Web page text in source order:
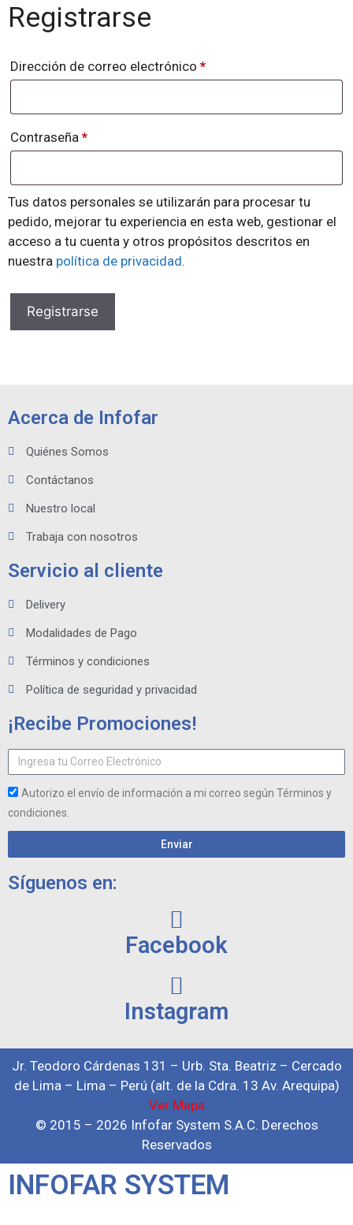
Registrarse
Dirección de correo electrónico *
Contraseña *
Tus datos personales se utilizarán para procesar tu
pedido, mejorar tu experiencia en esta web, gestionar el
acceso a tu cuenta y otros propósitos descritos en
nuestra política de privacidad.
Registrarse
Acerca de Infofar
Quiénes Somos
Contáctanos
Nuestro local
Trabaja con nosotros
Servicio al cliente
Delivery
Modalidades de Pago
Términos y condiciones
Política de seguridad y privacidad
¡Recibe Promociones!
Autorizo el envío de información a mi correo según Términos y
condiciones.
Enviar
Síguenos en:
Facebook
Instagram
Jr. Teodoro Cárdenas 131 – Urb. Sta. Beatriz – Cercado
de Lima – Lima – Perú (alt. de la Cdra. 13 Av. Arequipa)
Ver Mapa
© 2015 – 2026 Infofar System S.A.C. Derechos
Reservados
INFOFAR SYSTEM